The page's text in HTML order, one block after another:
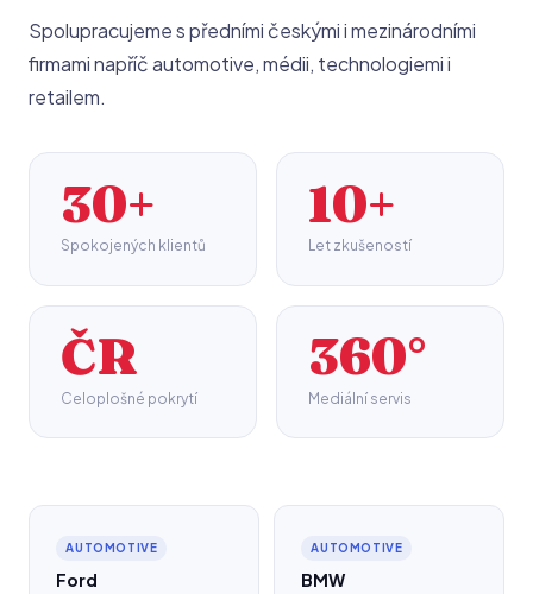
Spolupracujeme s předními českými i mezinárodními
firmami napříč automotive, médii, technologiemi i
retailem.
30+
Spokojených klientů
10+
Let zkušeností
ČR
Celoplošné pokrytí
360°
Mediální servis
AUTOMOTIVE
Ford
AUTOMOTIVE
BMW